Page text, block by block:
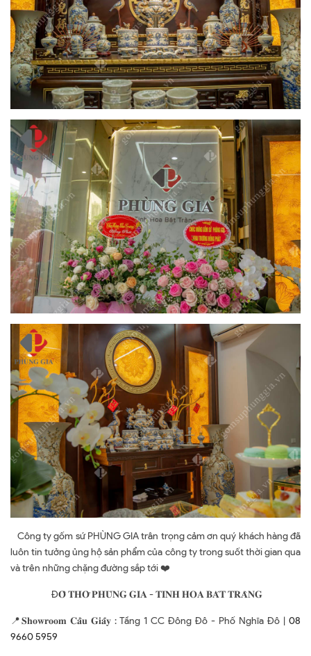
Công ty gốm sứ PHÙNG GIA trân trọng cảm ơn quý khách hàng đã
luôn tin tưởng ủng hộ sản phẩm của công ty trong suốt thời gian qua
và trên những chặng đường sắp tới ❤️
Đ𝐎̂̀ 𝐓𝐇𝐎̛̀ 𝐏𝐇𝐔̀𝐍𝐆 𝐆𝐈𝐀 - 𝐓𝐈𝐍𝐇 𝐇𝐎𝐀 𝐁𝐀́𝐓 𝐓𝐑𝐀̀𝐍𝐆
📍𝐒𝐡𝐨𝐰𝐫𝐨𝐨𝐦 𝐂𝐚̂̀𝐮 𝐆𝐢𝐚̂́𝐲 : Tầng 1 CC Đông Đô - Phố Nghĩa Đô | 08
9660 5959